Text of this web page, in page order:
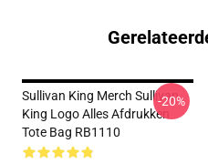
Sullivan King Merch Sullivan
King Logo Alles Afdrukken
Tote Bag RB1110
-20%